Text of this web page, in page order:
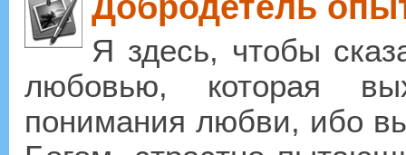
Я здесь, чтобы
любовью, которая
понимания любви, ибо